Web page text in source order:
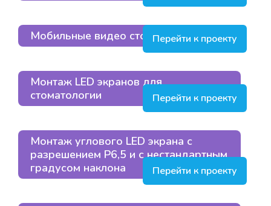
Мобильные видео стойкиПерейти к проекту
Монтаж LED экранов для
стоматологии
Перейти к проекту
Монтаж углового LED экрана с
разрешением Р6,5 и с нестандартным
градусом наклона
Перейти к проекту